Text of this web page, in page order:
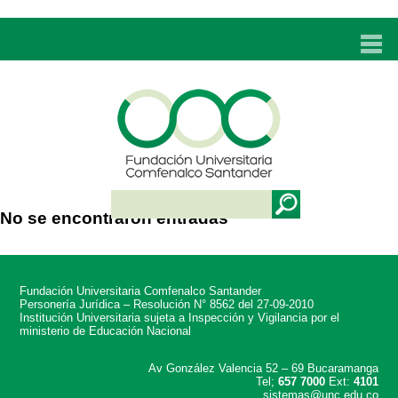
UNC
ADMISIONES
PROGRAMAS
TÉCNICOS LABORALES
BIENESTAR
BIBLIOTECA
EDUCACIÓN CONTINUA
No se encontraron entradas
Fundación Universitaria Comfenalco Santander
Personería Jurídica – Resolución N° 8562 del 27-09-2010
Institución Universitaria sujeta a Inspección y Vigilancia por el
ministerio de Educación Nacional
Av González Valencia 52 – 69 Bucaramanga
Tel; 657 7000Ext: 4101
sistemas@unc.edu.co